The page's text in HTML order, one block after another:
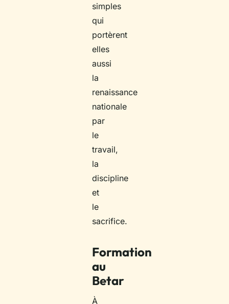
simples
qui
portèrent
elles
aussi
la
renaissance
nationale
par
le
travail,
la
discipline
et
le
sacrifice.
Formation
au
Betar
À